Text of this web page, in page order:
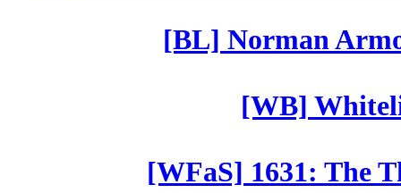
[BL] Norman
[WB]
[WFaS] 1631: The